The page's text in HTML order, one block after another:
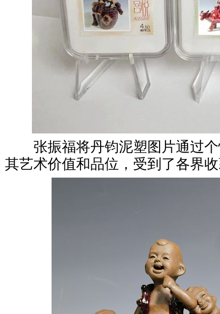
张振福将丹钧泥塑图片通过个
其艺术价值和品位，受到了各界